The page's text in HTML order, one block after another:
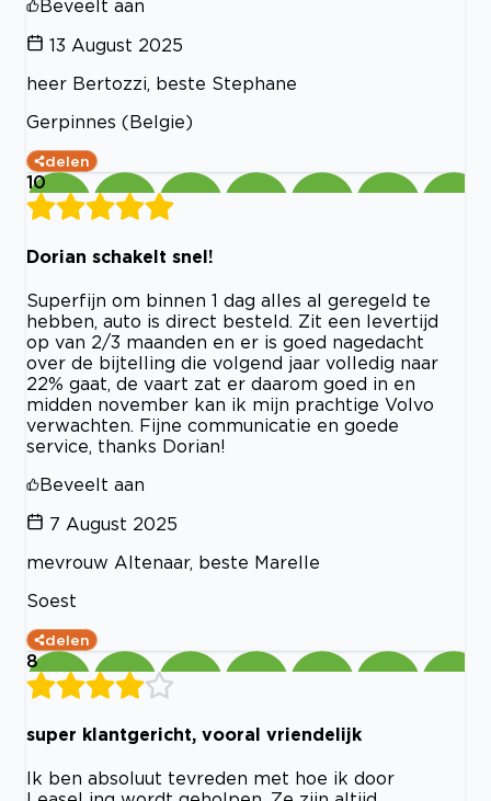
Beveelt aan
13 August 2025
heer Bertozzi, beste Stephane
Gerpinnes (Belgie)
delen
10
Dorian schakelt snel!
Superfijn om binnen 1 dag alles al geregeld te
hebben, auto is direct besteld. Zit een levertijd
op van 2/3 maanden en er is goed nagedacht
over de bijtelling die volgend jaar volledig naar
22% gaat, de vaart zat er daarom goed in en
midden november kan ik mijn prachtige Volvo
verwachten. Fijne communicatie en goede
service, thanks Dorian!
Beveelt aan
7 August 2025
mevrouw Altenaar, beste Marelle
Soest
delen
8
super klantgericht, vooral vriendelijk
Ik ben absoluut tevreden met hoe ik door